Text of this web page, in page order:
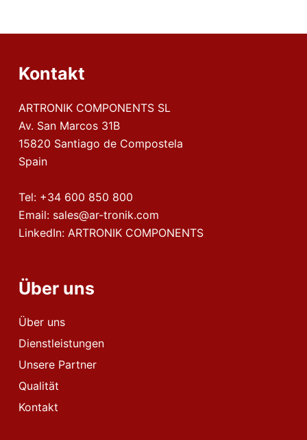
Kontakt
ARTRONIK COMPONENTS SL
Av. San Marcos 31B
15820 Santiago de Compostela
Spain
Tel: +34 600 850 800
Email: sales@ar-tronik.com
LinkedIn: ARTRONIK COMPONENTS
Über uns
Über uns
Dienstleistungen
Unsere Partner
Qualität
Kontakt